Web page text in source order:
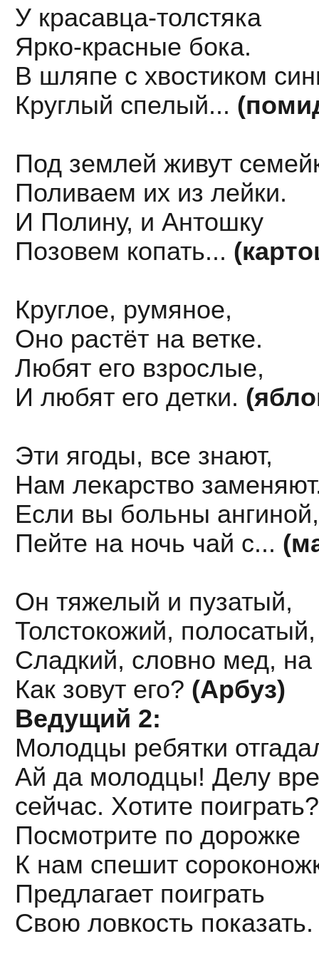
У красавца-толстяка
Ярко-красные бока.
В шляпе с хвостиком
Круглый спелый...
Под землей живут
Поливаем их из лейки.
И Полину, и Антошку
Позовем копать...
Круглое, румяное,
Оно растёт на ветке.
Любят его взрослые,
И любят его детки.
Эти ягоды, все знают,
Нам лекарство
Если вы больны ангиной,
Пейте на ночь чай с...
Он тяжелый и пузатый,
Толстокожий, полосатый,
Сладкий, словно мед, на
Как зовут его? (Арбуз)
Ведущий 2:
Молодцы ребятки
Ай да молодцы! Делу
сейчас. Хотите поиграть?
Посмотрите по дорожке
К нам спешит
Предлагает поиграть
Свою ловкость показать.